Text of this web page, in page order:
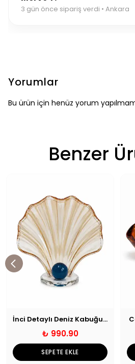
3 gün önce sipariş verdi • Ankara
Yorumlar
Bu ürün için henüz yorum
Benzer
İnci Detaylı Deniz Kabuğu Obje Bal
₺ 990.90
SEPETE EKLE